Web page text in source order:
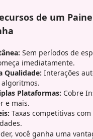
de um
Sem períodos de
imediatamente.
Qualidade: Interações
Plataformas: Cobre
e mais.
Taxas competitivas
você ganha uma